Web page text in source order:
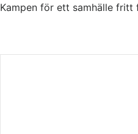
Kampen för ett samhälle fritt